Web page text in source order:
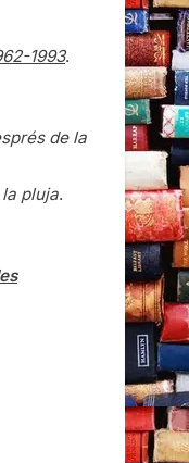
1993.
de la
pluja.